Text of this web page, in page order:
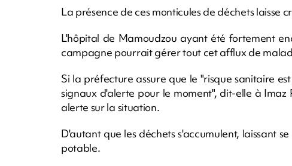
La présence de ces monticules de déchets laisse
L'hôpital de Mamoudzou ayant été fortement
campagne pourrait gérer tout cet afflux de
Si la préfecture assure que le "risque sanitaire
signaux d'alerte pour le moment", dit-elle à
alerte sur la situation.
D'autant que les déchets s'accumulent, laissant
potable.